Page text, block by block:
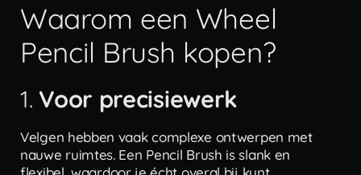
Waarom een Wheel
Pencil Brush kopen?
1. Voor precisiewerk
Velgen hebben vaak complexe ontwerpen met
nauwe ruimtes. Een Pencil Brush is slank en